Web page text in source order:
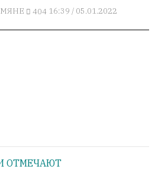
404 16:39 / 05.01.2022
ОТМЕЧАЮТ